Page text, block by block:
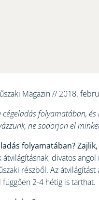
Magazin // 2018.
folyamatában,
ne sodorjon el
folyamatában?
divatos
részből. Az
2-4 hétig is tarthat.